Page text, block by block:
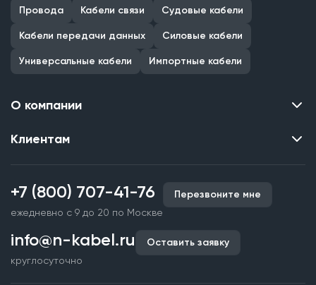
Провода Кабели связи Судовые кабели
Кабели передачи данных Силовые кабели
Универсальные кабели Импортные кабели
О компании
Контакты
Наши объекты
Партнерство
Документы и реквизиты
Клиентам
Производство кабельной продукции
Срочное изготовление
Оплата и доставка
Гарантия качества
+7 (800) 707-41-76
ежедневно с 9 до 20 по Москве
Перезвоните мне
info@n-kabel.ru
круглосуточно
Оставить заявку